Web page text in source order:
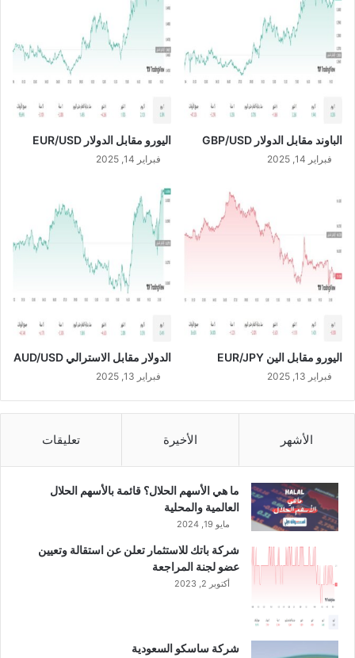
/
2
0
2
الباوند مقابل الدولار GBP/USD
فبراير 14, 2025
اليورو مقابل الدولار EUR/USD
فبراير 14, 2025
اليورو مقابل الين EUR/JPY
فبراير 13, 2025
الدولار مقابل الاسترالي AUD/USD
فبراير 13, 2025
الأشهر الأخيرة تعليقات
ما هي الأسهم الحلال؟ قائمة بالأسهم الحلال
العالمية والمحلية
مايو 19, 2024
شركة باتك للاستثمار تعلن عن استقالة وتعيين
عضو لجنة المراجعة
أكتوبر 2, 2023
شركة ساسكو السعودية